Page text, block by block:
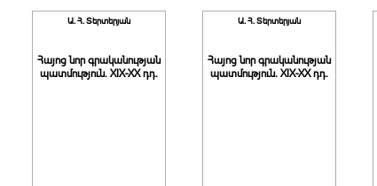
Ա. Հ. Տերտերյան
Հայոց նոր գրականության
պատմություն. XIX-XX դդ.
Ա. Հ. Տերտերյան
Հայոց նոր գրականության
պատմություն. XIX-XX դդ.